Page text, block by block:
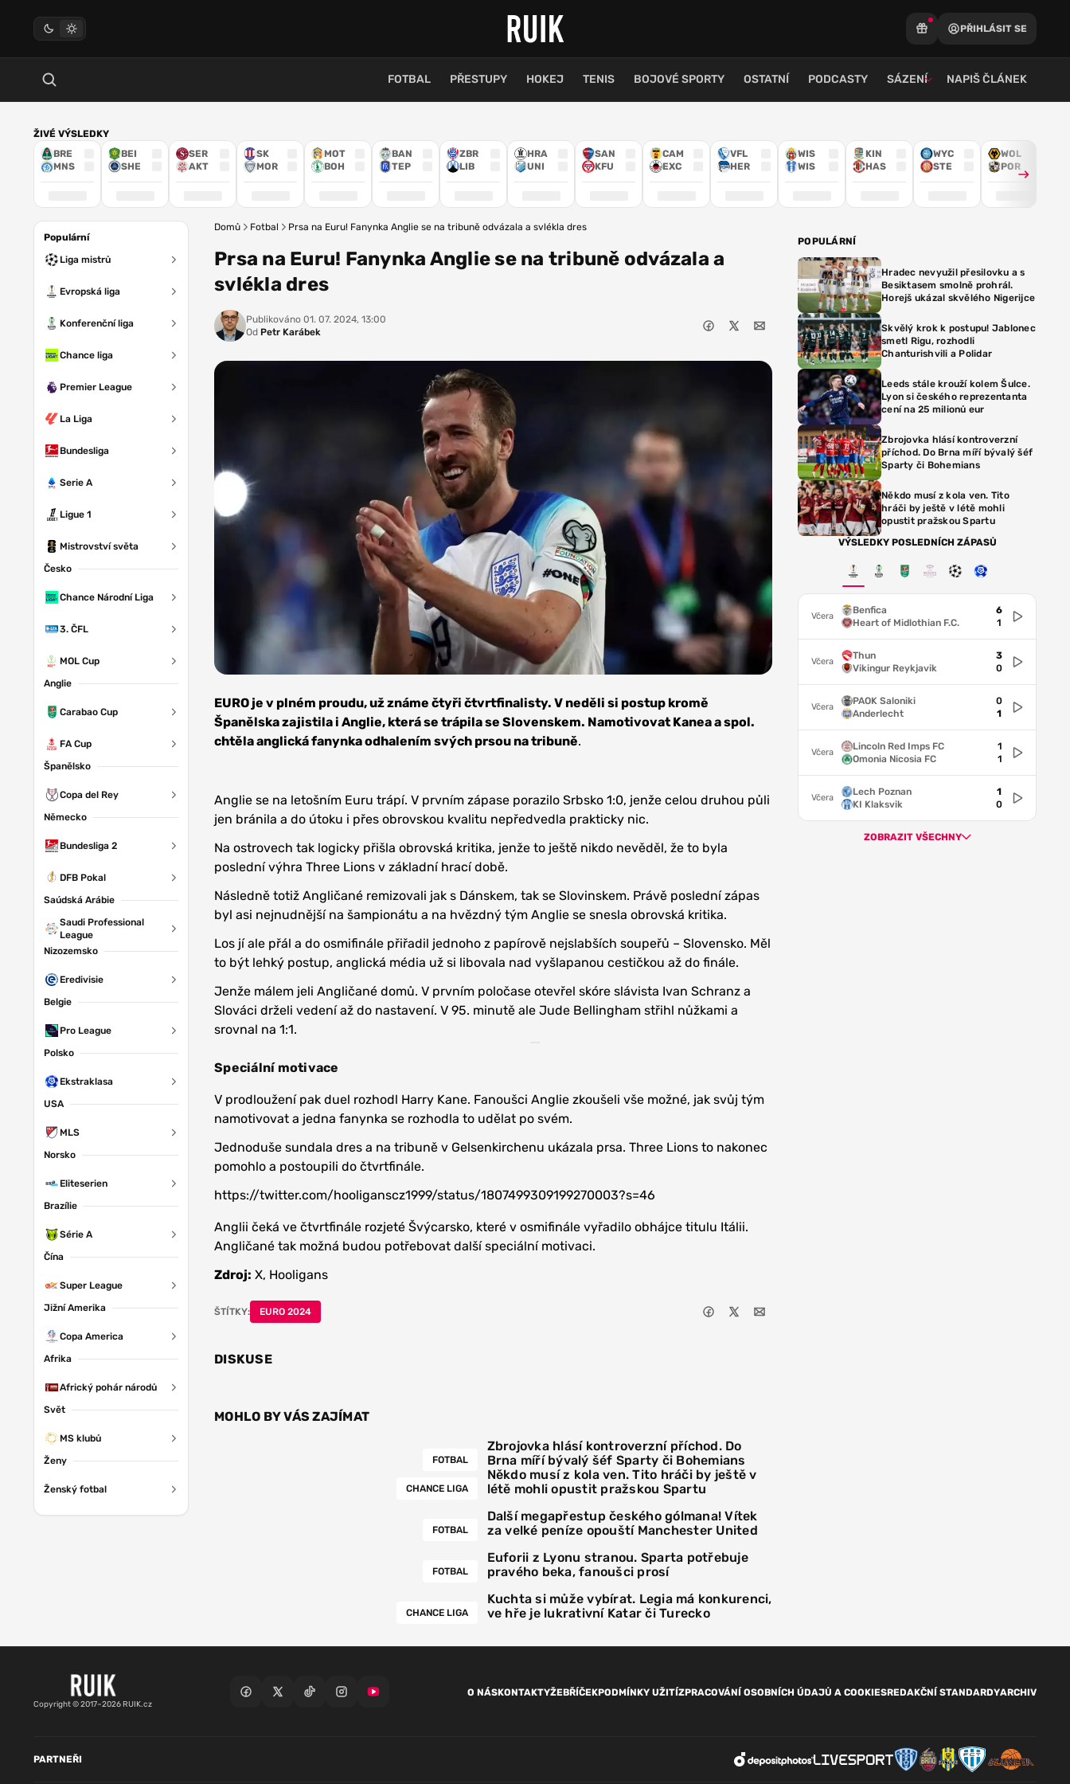
PŘIHLÁSIT SE
FOTBAL PŘESTUPY HOKEJ TENIS BOJOVÉ SPORTY OSTATNÍ PODCASTY SÁZENÍ NAPIŠ ČLÁNEK
ŽIVÉ VÝSLEDKY
BRE
MNS
BEI
SHE
SER
AKT
SK
MOR
MOT
BOH
BAN
TEP
ZBR
LIB
HRA
UNI
SAN
KFU
CAM
EXC
VFL
HER
WIS
WIS
KIN
HAS
WYC
STE
WOL
POR
Populární
Liga mistrů
Evropská liga
Konferenční liga
Chance liga
Premier League
La Liga
Bundesliga
Serie A
Ligue 1
Mistrovství světa
Česko
Chance Národní Liga
3. ČFL
MOL Cup
Anglie
Carabao Cup
FA Cup
Španělsko
Copa del Rey
Německo
Bundesliga 2
DFB Pokal
Saúdská Arábie
Saudi Professional
League
Nizozemsko
Eredivisie
Belgie
Pro League
Polsko
Ekstraklasa
USA
MLS
Norsko
Eliteserien
Brazílie
Série A
Čína
Super League
Jižní Amerika
Copa America
Afrika
Africký pohár národů
Svět
MS klubů
Ženy
Ženský fotbal
Domů Fotbal Prsa na Euru! Fanynka Anglie se na tribuně odvázala a svlékla dres
Prsa na Euru! Fanynka Anglie se na tribuně odvázala a
svlékla dres
Publikováno 01. 07. 2024, 13:00
Od Petr Karábek
Depositphotos
EURO je v plném proudu, už známe čtyři čtvrtfinalisty. V neděli si postup kromě
Španělska zajistila i Anglie, která se trápila se Slovenskem. Namotivovat Kanea a spol.
chtěla anglická fanynka odhalením svých prsou na tribuně.
Anglie se na letošním Euru trápí. V prvním zápase porazilo Srbsko 1:0, jenže celou druhou půli
jen bránila a do útoku i přes obrovskou kvalitu nepředvedla prakticky nic.
Na ostrovech tak logicky přišla obrovská kritika, jenže to ještě nikdo nevěděl, že to byla
poslední výhra Three Lions v základní hrací době.
Následně totiž Angličané remizovali jak s Dánskem, tak se Slovinskem. Právě poslední zápas
byl asi nejnudnější na šampionátu a na hvězdný tým Anglie se snesla obrovská kritika.
Los jí ale přál a do osmifinále přiřadil jednoho z papírově nejslabších soupeřů – Slovensko. Měl
to být lehký postup, anglická média už si libovala nad vyšlapanou cestičkou až do finále.
Jenže málem jeli Angličané domů. V prvním poločase otevřel skóre slávista Ivan Schranz a
Slováci drželi vedení až do nastavení. V 95. minutě ale Jude Bellingham střihl nůžkami a
srovnal na 1:1.
Speciální motivace
V prodloužení pak duel rozhodl Harry Kane. Fanoušci Anglie zkoušeli vše možné, jak svůj tým
namotivovat a jedna fanynka se rozhodla to udělat po svém.
Jednoduše sundala dres a na tribuně v Gelsenkirchenu ukázala prsa. Three Lions to nakonec
pomohlo a postoupili do čtvrtfinále.
https://twitter.com/hooliganscz1999/status/1807499309199270003?s=46
Anglii čeká ve čtvrtfinále rozjeté Švýcarsko, které v osmifinále vyřadilo obhájce titulu Itálii.
Angličané tak možná budou potřebovat další speciální motivaci.
Zdroj: X, Hooligans
ŠTÍTKY: EURO 2024
DISKUSE
MOHLO BY VÁS ZAJÍMAT
FOTBAL
Zbrojovka hlásí kontroverzní příchod. Do
Brna míří bývalý šéf Sparty či Bohemians
CHANCE LIGA
Někdo musí z kola ven. Tito hráči by ještě v
létě mohli opustit pražskou Spartu
FOTBAL
Další megapřestup českého gólmana! Vítek
za velké peníze opouští Manchester United
FOTBAL
Euforii z Lyonu stranou. Sparta potřebuje
pravého beka, fanoušci prosí
CHANCE LIGA
Kuchta si může vybírat. Legia má konkurenci,
ve hře je lukrativní Katar či Turecko
POPULÁRNÍ
Hradec nevyužil přesilovku a s
Besiktasem smolně prohrál.
Horejš ukázal skvělého Nigerijce
Skvělý krok k postupu! Jablonec
smetl Rigu, rozhodli
Chanturishvili a Polidar
Leeds stále krouží kolem Šulce.
Lyon si českého reprezentanta
cení na 25 milionů eur
Zbrojovka hlásí kontroverzní
příchod. Do Brna míří bývalý šéf
Sparty či Bohemians
Někdo musí z kola ven. Tito
hráči by ještě v létě mohli
opustit pražskou Spartu
VÝSLEDKY POSLEDNÍCH ZÁPASŮ
Včera
Benfica
Heart of Midlothian F.C.
6
1
Včera
Thun
Vikingur Reykjavik
3
0
Včera
PAOK Saloniki
Anderlecht
0
1
Včera
Lincoln Red Imps FC
Omonia Nicosia FC
1
1
Včera
Lech Poznan
KI Klaksvik
1
0
ZOBRAZIT VŠECHNY
Copyright © 2017–2026 RUIK.cz
O NÁSKONTAKTYŽEBŘÍČEKPODMÍNKY UŽITÍZPRACOVÁNÍ OSOBNÍCH ÚDAJŮ A COOKIESREDAKČNÍ STANDARDYARCHIV
PARTNEŘI